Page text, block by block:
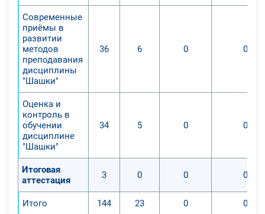
Современные
приёмы в
развитии
методов
преподавания
дисциплины
"Шашки"
36 6 0 0
Оценка и
контроль в
обучении
дисциплине
"Шашки"
34 5 0 0
Итоговая
аттестация
3 0 0 0
Итого 144 23 0 0